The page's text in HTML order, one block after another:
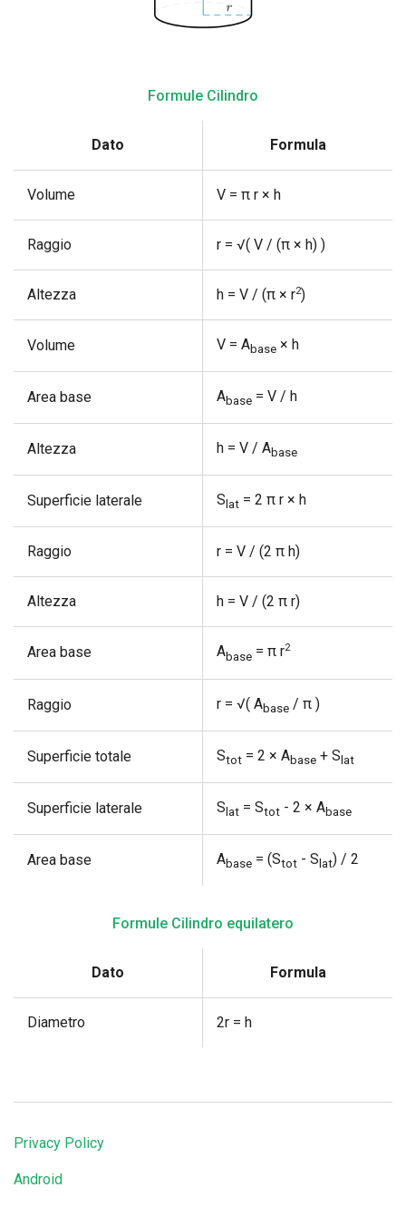
Formule Cilindro
Dato Formula
Volume V = π r × h
Raggio r = √( V / (π × h) )
Altezza h = V / (π × r2)
Volume V = Abase × h
Area base Abase = V / h
Altezza h = V / Abase
Superficie laterale S lat = 2 π r × h
Raggio r = V / (2 π h)
Altezza h = V / (2 π r)
Area base Abase = π r2
Raggio r = √( Abase / π )
Superficie totale Stot = 2 × Abase + S lat
Superficie laterale S lat = Stot - 2 × Abase
Area base Abase = (Stot - S lat) / 2
Formule Cilindro equilatero
Dato Formula
Diametro 2r = h
Privacy Policy
Android